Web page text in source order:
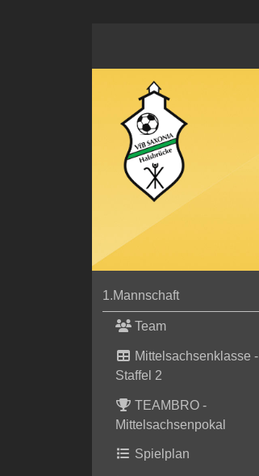
1.Mannschaft
Team
Mittelsachsenklasse -
Staffel 2
TEAMBRO -
Mittelsachsenpokal
Spielplan